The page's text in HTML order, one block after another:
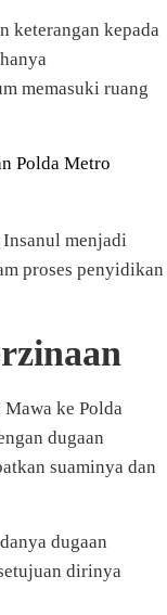
keterangan kepada
memasuki ruang
Polda Metro
menjadi
proses penyidikan
ke Polda
dugaan
suaminya dan
dugaan
dirinya